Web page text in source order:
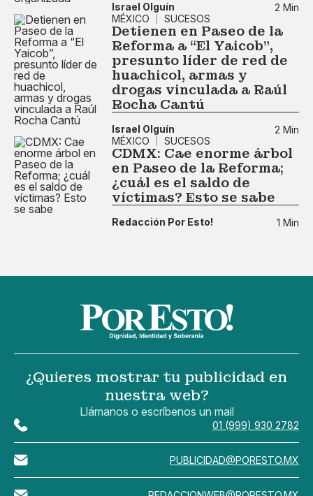
Israel Olguín
2 Min
MÉXICO
SUCESOS
Detienen en Paseo de la
Reforma a “El Yaicob”,
presunto líder de red de
huachicol, armas y
drogas vinculada a Raúl
Rocha Cantú
Israel Olguín
2 Min
MÉXICO
SUCESOS
CDMX: Cae enorme árbol
en Paseo de la Reforma;
¿cuál es el saldo de
víctimas? Esto se sabe
Redacción Por Esto! 1 Min
¿Quieres mostrar tu publicidad en
nuestra web?
Llámanos o escríbenos un mail
01 (999) 930 2782
PUBLICIDAD@PORESTO.MX